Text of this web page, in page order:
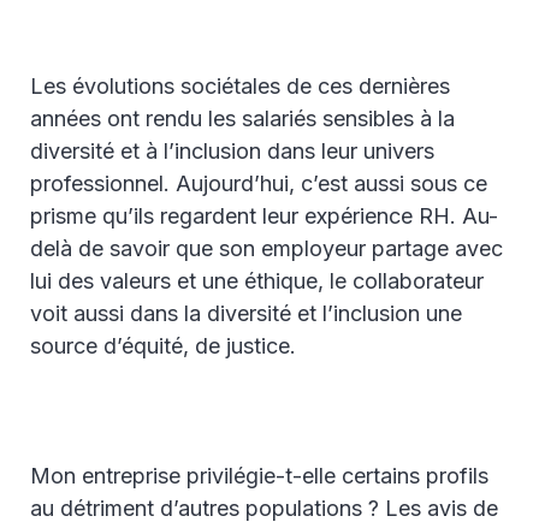
Les évolutions sociétales de ces dernières
années ont rendu les salariés sensibles à la
diversité et à l’inclusion dans leur univers
professionnel. Aujourd’hui, c’est aussi sous ce
prisme qu’ils regardent leur expérience RH. Au-
delà de savoir que son employeur partage avec
lui des valeurs et une éthique, le collaborateur
voit aussi dans la diversité et l’inclusion une
source d’équité, de justice.
Mon entreprise privilégie-t-elle certains profils
au détriment d’autres populations ? Les avis de